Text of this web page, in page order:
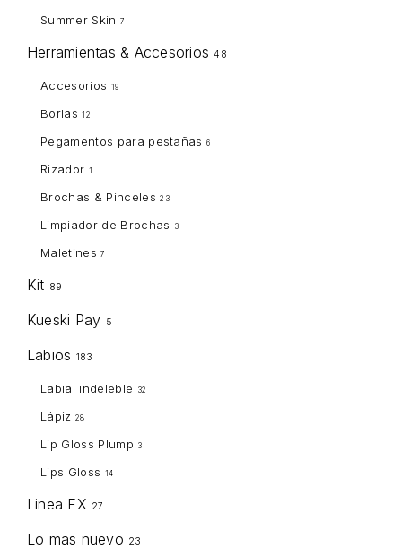
Summer Skin 7
Herramientas & Accesorios 48
Accesorios 19
Borlas 12
Pegamentos para pestañas 6
Rizador 1
Brochas & Pinceles 23
Limpiador de Brochas 3
Maletines 7
Kit 89
Kueski Pay 5
Labios 183
Labial indeleble 32
Lápiz 28
Lip Gloss Plump 3
Lips Gloss 14
Linea FX 27
Lo mas nuevo 23